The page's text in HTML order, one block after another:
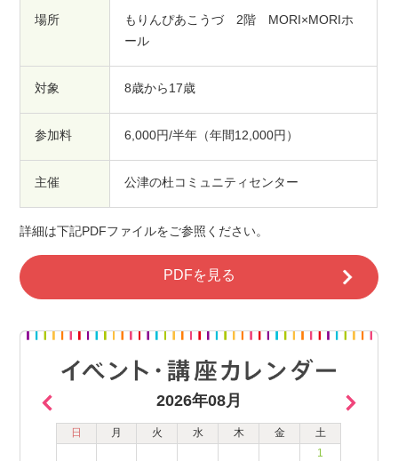
場所
もりんぴあこうづ 2階 MORI×MORIホ
ール
対象 8歳から17歳
参加料 6,000円/半年（年間12,000円）
主催 公津の杜コミュニティセンター
詳細は下記PDFファイルをご参照ください。
PDFを見る
2026年08月
日 月 火 水 木 金
土
1